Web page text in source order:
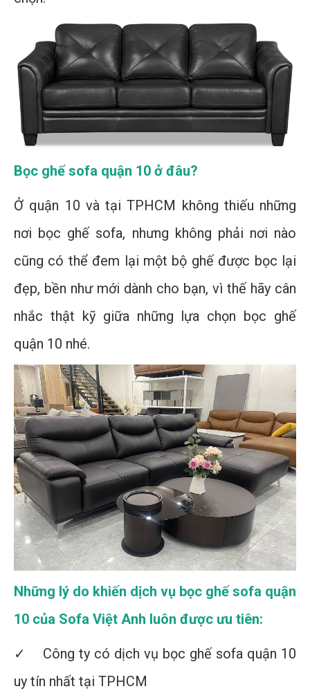
Bọc ghế sofa quận 10 ở đâu?
Ở quận 10 và tại TPHCM không thiếu những
nơi bọc ghế sofa, nhưng không phải nơi nào
cũng có thể đem lại một bộ ghế được bọc lại
đẹp, bền như mới dành cho bạn, vì thế hãy cân
nhắc thật kỹ giữa những lựa chọn bọc ghế
quận 10 nhé.
Những lý do khiến dịch vụ bọc ghế sofa quận
10 của Sofa Việt Anh luôn được ưu tiên:
✓ Công ty có dịch vụ bọc ghế sofa quận 10
uy tín nhất tại TPHCM